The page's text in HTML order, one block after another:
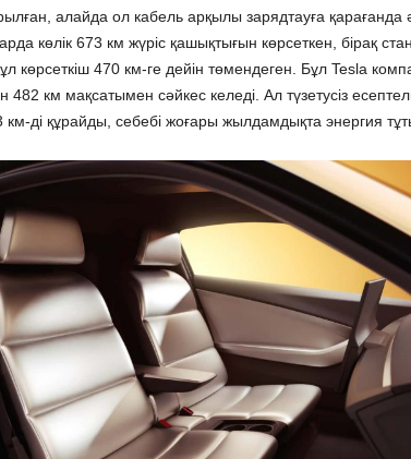
алайда ол кабель арқылы зарядтауға қарағанда
көлік 673 км жүріс қашықтығын көрсеткен, бірақ
көрсеткіш 470 км-ге дейін төмендеген. Бұл Tesla
км мақсатымен сәйкес келеді. Ал түзетусіз
ді құрайды, себебі жоғары жылдамдықта энергия